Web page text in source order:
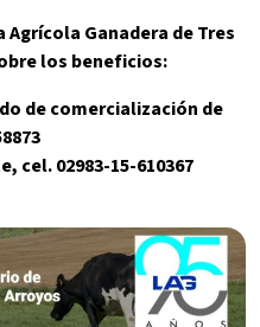
Ganadera de Tres
los beneficios:
de comercialización de
cel. 02983-15-610367